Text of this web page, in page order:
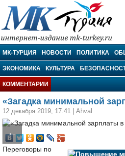
МК-Турция
МК-ТУРЦИЯ НОВОСТИ ПОЛИТИКА
ЭКОНОМИКА КУЛЬТУРА
КОММЕНТАРИИ
«Загадка минимальной
12 декабря 2019, 17:41 Ahval
←
Переговоры по